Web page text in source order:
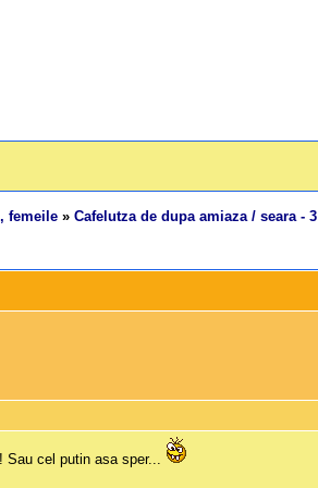
femeile »Cafelutza de dupa amiaza / seara - 3
Sau cel putin asa sper...